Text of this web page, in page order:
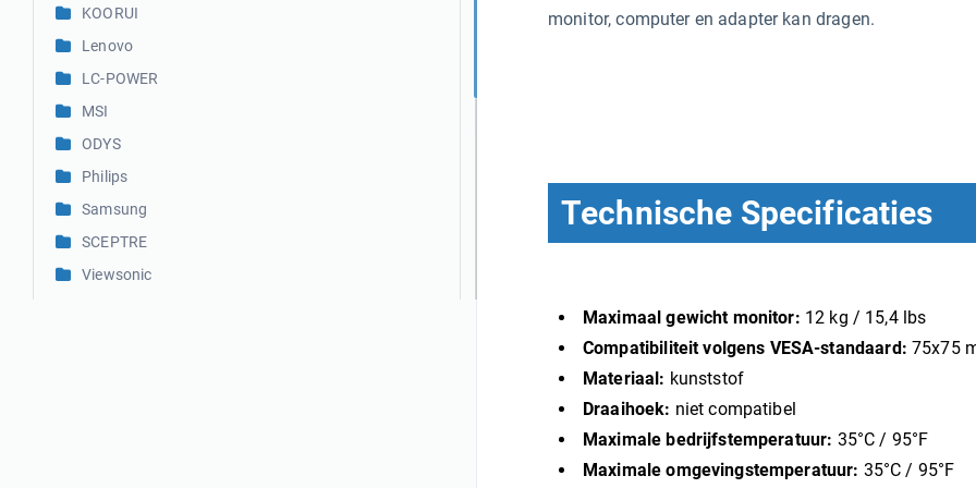
KOORUI
Lenovo
LC-POWER
MSI
ODYS
Philips
Samsung
SCEPTRE
Viewsonic
monitor, computer en adapter kan dragen.
Technische Specificaties
Maximaal gewicht monitor: 12 kg / 15,4 lbs
Compatibiliteit volgens VESA-standaard: 75x75
Materiaal: kunststof
Draaihoek: niet compatibel
Maximale bedrijfstemperatuur: 35°C / 95°F
Maximale omgevingstemperatuur: 35°C / 95°F